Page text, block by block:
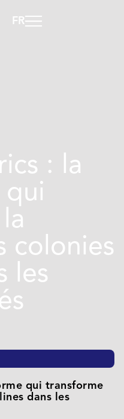
FR
: la
colonies
les
qui transforme
dans les